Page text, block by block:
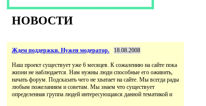
НОВОСТИ
Ждем поддержки. Нужен модератор. 18.08.2008
Наш проект существует уже 6 месяцев. К сожалению на сайте пока
жизни не наблюдается. Нам нужны люди способные его оживить,
начать форум. Подсказать чего не хватает на сайте. Мы всегда рады
любым пожеланиям и советам. Мы знаем что существует
определенная группа людей интересующаяся данной тематикой и